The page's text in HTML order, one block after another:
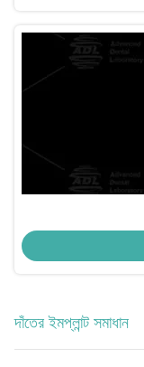
দাঁতের ইমপ্লান্ট সমাধান